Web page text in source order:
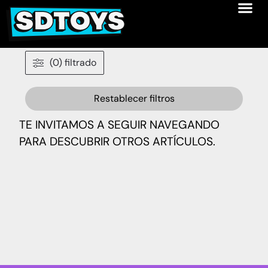
(0) filtrado
Restablecer filtros
TE INVITAMOS A SEGUIR NAVEGANDO
PARA DESCUBRIR OTROS ARTÍCULOS.